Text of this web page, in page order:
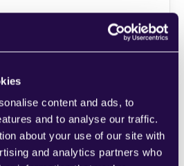
content and ads, to
and to analyse our traffic.
about your use of our site with
and analytics partners who
die den
wachsenden